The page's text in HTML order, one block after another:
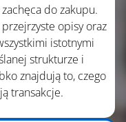
do zakupu.
opisy oraz
istotnymi
strukturze i
znajdują to, czego
transakcje.